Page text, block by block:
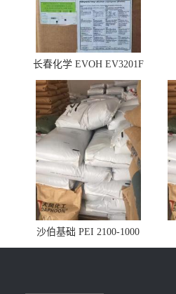
长春化学 EVOH EV3201F
沙伯基础 PEI 2100-1000